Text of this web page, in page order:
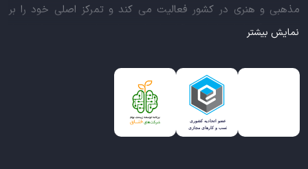
مذهبی و هنری در کشور فعالیت می کند و تمرکز اصلی خود را بر
سبک زندگی ایرانی اسلامی قرار داده است. این بازار مجموعه کاملی از
شما را برای خرید اینترنتی کالاهای فرهنگی، مذهبی و هنری برآورده
ایده خلاقانه عرضه محصولات فرهنگی در بستر اینترنت باعث شد تا
ربیع، علاوه بر داشتن نماد اعتماد الکترونیکی و مجوز سازمان صنفی
نمایش بیشتر